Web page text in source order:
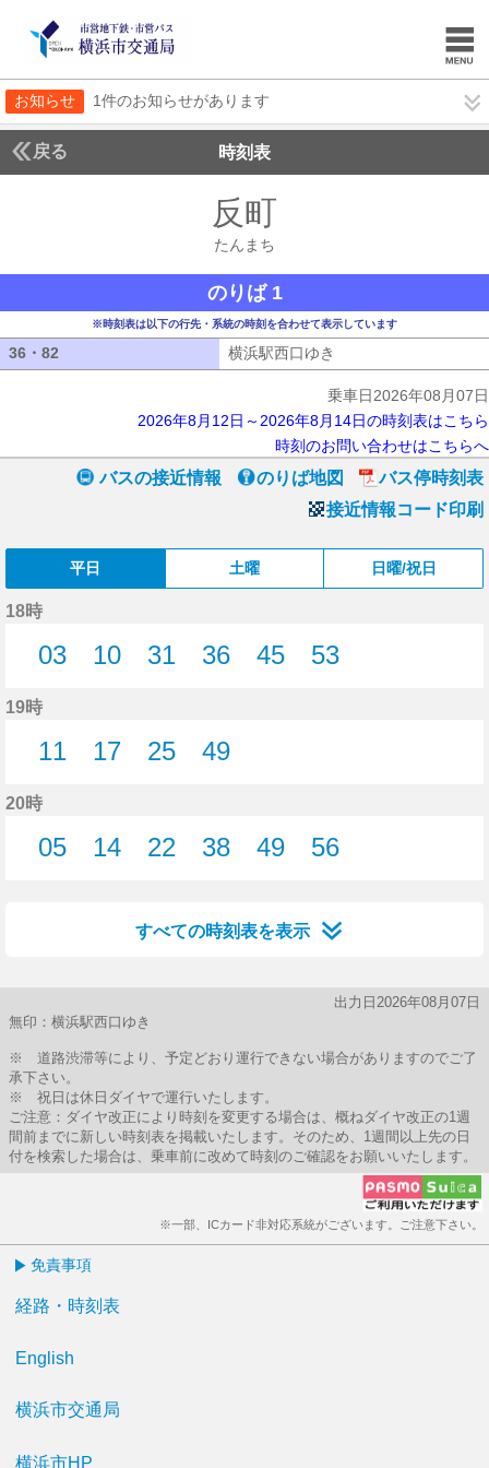
お知らせ 1件のお知らせがあります
戻る 時刻表
反町
たんまち
のりば 1
※時刻表は以下の行先・系統の時刻を合わせて表示しています
36・82 横浜駅西口ゆき
乗車日2026年08月07日
2026年8月12日～2026年8月14日の時刻表はこちら
時刻のお問い合わせはこちらへ
バスの接近情報 のりば地図
バス停時刻表
接近情報コード印刷
平日 土曜 日曜/祝日
18時
03
10
31
36
45
53
19時
11
17
25
49
20時
05
14
22
38
49
56
すべての時刻表を表示
出力日2026年08月07日
無印：横浜駅西口ゆき
※ 道路渋滞等により、予定どおり運行できない場合がありますのでご了
承下さい。
※ 祝日は休日ダイヤで運行いたします。
ご注意：ダイヤ改正により時刻を変更する場合は、概ねダイヤ改正の1週
間前までに新しい時刻表を掲載いたします。そのため、1週間以上先の日
付を検索した場合は、乗車前に改めて時刻のご確認をお願いいたします。
※一部、ICカード非対応系統がございます。ご注意下さい。
免責事項
経路・時刻表
English
横浜市交通局
横浜市HP